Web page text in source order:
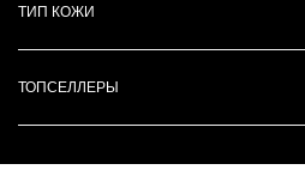
ТИП КОЖИ
ТОПСЕЛЛЕРЫ